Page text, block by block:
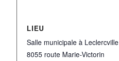
LIEU
Salle municipale à Leclercville
8055 route Marie-Victorin